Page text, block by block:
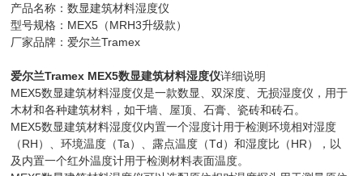
产品名称：数显建筑材料湿度仪
型号规格：MEX5（MRH3升级款）
厂家品牌：爱尔兰Tramex
爱尔兰Tramex MEX5数显建筑材料湿度仪详细说明
MEX5数显建筑材料湿度仪是一款数显、双深度、无损湿度仪，用于
木材和各种建筑材料，如干墙、屋顶、石膏、瓷砖和砖石。
MEX5数显建筑材料湿度仪内置一个湿度计用于检测环境相对湿度
（RH）、环境温度（Ta）、露点温度（Td）和湿度比（HR），以
及内置一个红外温度计用于检测材料表面温度。